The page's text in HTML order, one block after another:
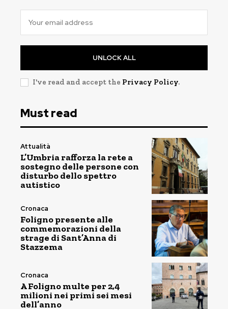
UNLOCK ALL
I've read and accept the Privacy Policy.
Must read
Attualità
L’Umbria rafforza la rete a
sostegno delle persone con
disturbo dello spettro
autistico
Cronaca
Foligno presente alle
commemorazioni della
strage di Sant’Anna di
Stazzema
Cronaca
A Foligno multe per 2,4
milioni nei primi sei mesi
dell’anno